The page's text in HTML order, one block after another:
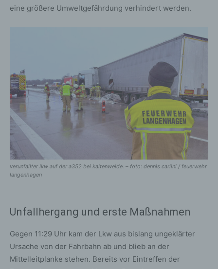
eine größere Umweltgefährdung verhindert werden.
verunfallter lkw auf der a352 bei kaltenweide. – foto: dennis carlini / feuerwehr
langenhagen
Unfallhergang und erste Maßnahmen
Gegen 11:29 Uhr kam der Lkw aus bislang ungeklärter
Ursache von der Fahrbahn ab und blieb an der
Mittelleitplanke stehen. Bereits vor Eintreffen der